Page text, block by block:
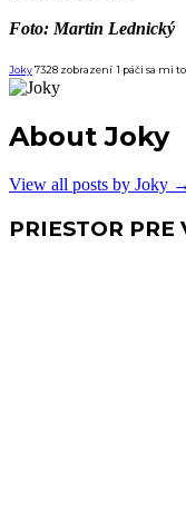
Foto: Martin Lednický
Joky7328 zobrazení 1 páči sa mi to
About Joky
View all posts by Joky →
PRIESTOR PRE